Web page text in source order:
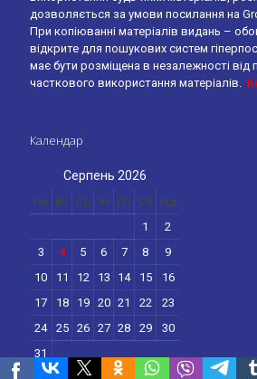
дозволяється за умови посилання на
При копіюванні матеріалів видань –
відкрите для пошукових систем
має бути розміщена в незалежності від
часткового використання матеріалів.
Календар
Серпень 2026
Пн Вт Ср Чт Пт Сб Нд
1
2
3
4 5 6 7 8
9
10
11 12 13 14 15
16
17
18 19 20 21 22
23
24
25 26 27 28 29
30
31